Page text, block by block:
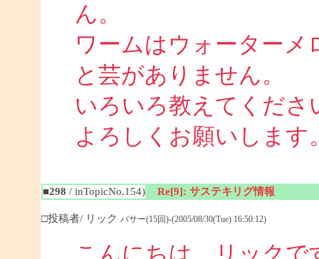
ん。
ワームはウォータ
と芸がありません。
いろいろ教えてくださ
よろしくお願いします
■298 / inTopicNo.154) Re[9]: サステキリグ情報
□投稿者/ リック バサー(15回)-(2005/08/30(Tue) 16:50:12)
こんにちは リックで